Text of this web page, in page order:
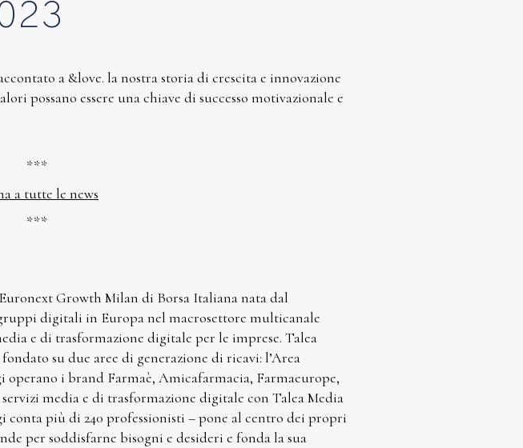
a &love. la nostra storia di crescita e innovazione
possano essere una chiave di successo motivazionale e
***
a tutte le news
***
Growth Milan di Borsa Italiana nata dal
digitali in Europa nel macrosettore multicanale
e di trasformazione digitale per le imprese. Talea
su due aree di generazione di ricavi: l’Area
operano i brand Farmaè, Amicafarmacia, Farmaeurope,
media e di trasformazione digitale con Talea Media
conta più di 240 professionisti – pone al centro dei propri
per soddisfarne bisogni e desideri e fonda la sua